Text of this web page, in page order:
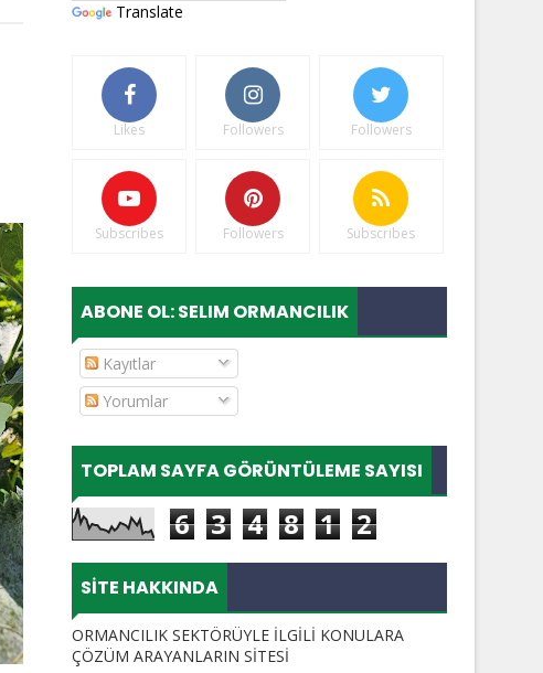
Translate
Likes Followers Followers
Subscribes Followers Subscribes
ABONE OL: SELIM ORMANCILIK
Kayıtlar
Yorumlar
TOPLAM SAYFA GÖRÜNTÜLEME SAYISI
6 3 4 8 1 2
SITE HAKKINDA
ORMANCILIK SEKTÖRÜYLE İLGİLİ KONULARA
ÇÖZÜM ARAYANLARIN SİTESİ